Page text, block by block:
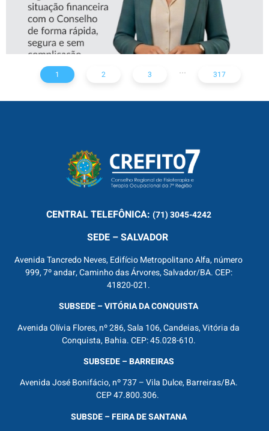
1 2 3 ... 317
CENTRALTELEFÔNICA: (71) 3045-4242
SEDE – SALVADOR
Avenida Tancredo Neves, Edifício Metropolitano Alfa, número
999, 7º andar, Caminho das Árvores, Salvador/BA. CEP:
41820-021.
SUBSEDE – VITÓRIA DA CONQUISTA
Avenida Olívia Flores, nº 286, Sala 106, Candeias, Vitória da
Conquista, Bahia. CEP: 45.028-610.
SUBSEDE – BARREIRAS
Avenida José Bonifácio, nº 737 – Vila Dulce, Barreiras/BA.
CEP 47.800.306.
SUBSDE – FEIRA DE SANTANA